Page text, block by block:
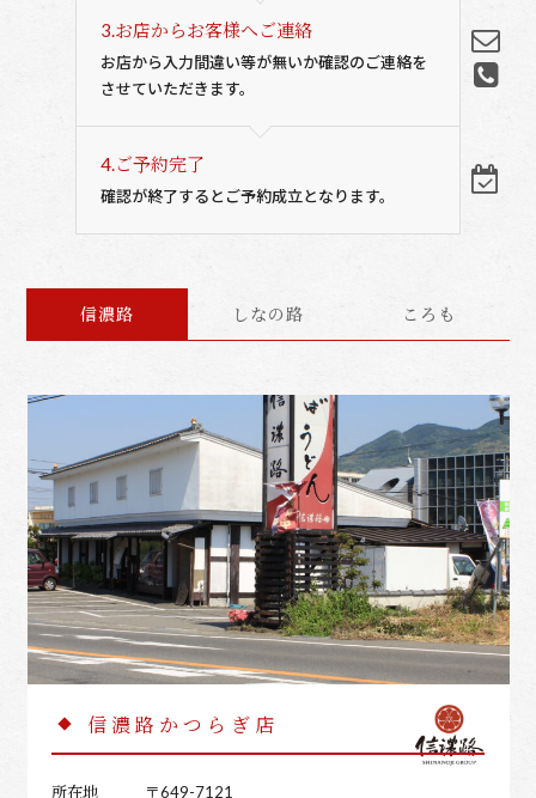
3.お店からお客様へご連絡
お店から入力間違い等が無いか確認のご連絡を
させていただきます。
4.ご予約完了
確認が終了するとご予約成立となります。
信濃路 しなの路 ころも
信濃路かつらぎ店
所在地
〒649-7121